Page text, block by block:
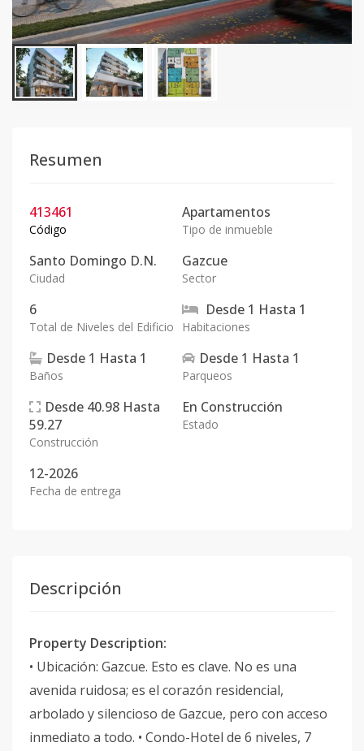
Resumen
413461
Código
Apartamentos
Tipo de inmueble
Santo Domingo D.N.
Ciudad
Gazcue
Sector
6
Total de Niveles del Edificio
Desde 1 Hasta 1
Habitaciones
Desde 1 Hasta 1
Baños
Desde 1 Hasta 1
Parqueos
Desde 40.98 Hasta
59.27
Construcción
En Construcción
Estado
12-2026
Fecha de entrega
Descripción
Property Description:
• Ubicación: Gazcue. Esto es clave. No es una
avenida ruidosa; es el corazón residencial,
arbolado y silencioso de Gazcue, pero con acceso
inmediato a todo. • Condo-Hotel de 6 niveles, 7